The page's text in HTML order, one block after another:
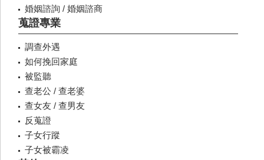
婚姻諮詢 / 婚姻諮商
蒐證專業
調查外遇
如何挽回家庭
被監聽
查老公 / 查老婆
查女友 / 查男友
反蒐證
子女行蹤
子女被霸凌